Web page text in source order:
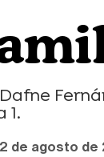
1.
de agosto